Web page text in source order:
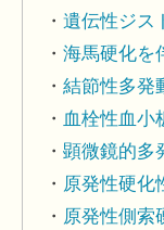
遺伝性ジス
海馬硬化を
結節性多発
血栓性血小
顕微鏡的多
原発性硬化
原発性側索